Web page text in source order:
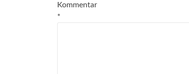
Kommentar
*